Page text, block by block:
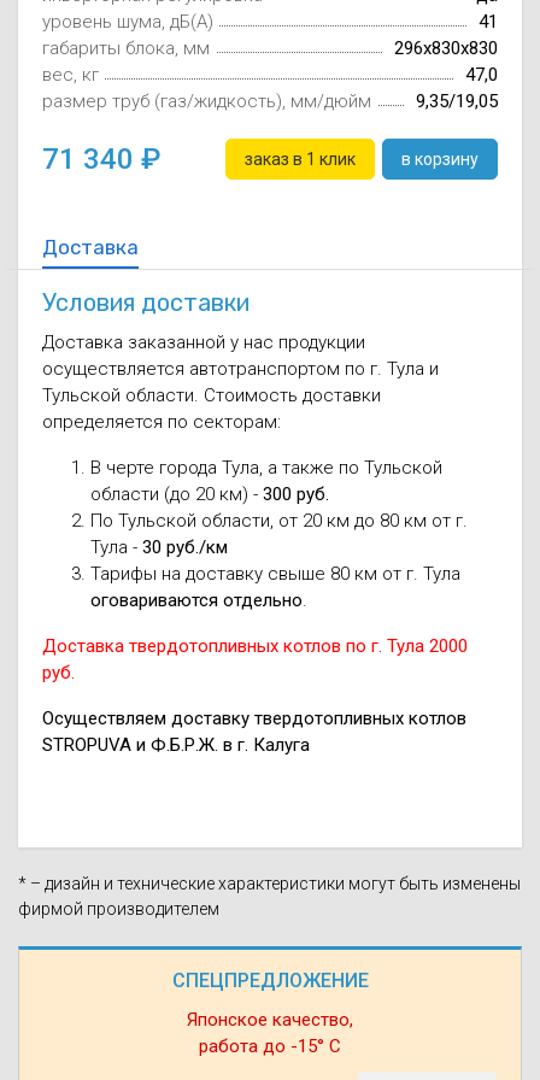
СПЕЦПРЕДЛОЖЕНИЕ
Японское качество,
работа до -15° С
уровень шума, дБ(А)
41
габариты блока, мм
296x830x830
вес, кг
47,0
размер труб (газ/жидкость), мм/дюйм
9,35/19,05
71 340 заказ в 1 клик в корзину
Доставка
Условия доставки
Доставка заказанной у нас продукции
осуществляется автотранспортом по г. Тула и
Тульской области. Стоимость доставки
определяется по секторам:
В черте города Тула, а также по Тульской
области (до 20 км) - 300 руб.
По Тульской области, от 20 км до 80 км от г.
Тула - 30 руб./км
Тарифы на доставку свыше 80 км от г. Тула
оговариваются отдельно.
Доставка твердотопливных котлов по г. Тула 2000
руб.
Осуществляем доставку твердотопливных котлов
STROPUVA и Ф.Б.Р.Ж. в г. Калуга
* – дизайн и технические характеристики могут быть изменены
фирмой производителем
Осушители
Wi-Fi модуля
отработанном